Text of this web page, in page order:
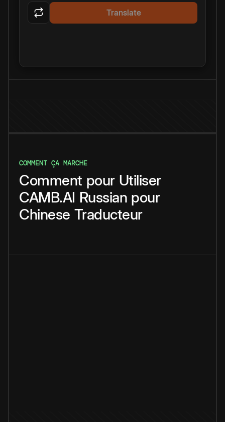
Translate
COMMENT ÇA MARCHE
Comment pour Utiliser
CAMB.AI Russian pour
Chinese Traducteur